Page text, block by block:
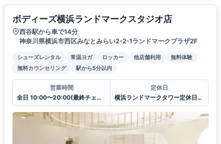
ボディーズ横浜ランドマークスタジオ店
西谷駅から車で14分
神奈川県横浜市西区みなとみらい2-2-1ランドマークプラザ2F
シューズレンタル 常温ヨガ ロッカー 他店舗利用
無料体験
無料カウンセリング
駅から5分以内
営業時間
全日 10:00〜20:00(最終チェックイン19:30)
定休日
横浜ランドマークタワー定休日に準ずる